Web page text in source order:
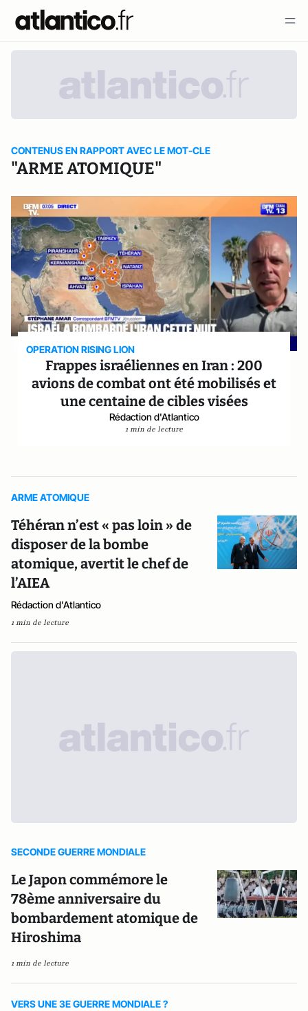
CONTENUS EN RAPPORT AVEC LE MOT-CLE
"ARME ATOMIQUE"
OPERATION RISING LION
Frappes israéliennes en Iran : 200
avions de combat ont été mobilisés et
une centaine de cibles visées
Rédaction d'Atlantico
1 min de lecture
ARME ATOMIQUE
Téhéran n’est « pas loin » de
disposer de la bombe
atomique, avertit le chef de
l’AIEA
Rédaction d'Atlantico
1 min de lecture
SECONDE GUERRE MONDIALE
Le Japon commémore le
78ème anniversaire du
bombardement atomique de
Hiroshima
1 min de lecture
VERS UNE 3E GUERRE MONDIALE ?